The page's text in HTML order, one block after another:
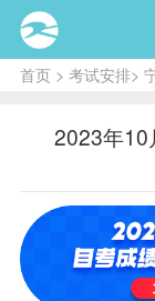
首页> 考试安排>
2023年10